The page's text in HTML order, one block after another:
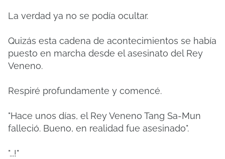
La verdad ya no se podía ocultar.
Quizás esta cadena de acontecimientos se había
puesto en marcha desde el asesinato del Rey
Veneno.
Respiré profundamente y comencé.
"Hace unos días, el Rey Veneno Tang Sa-Mun
falleció. Bueno, en realidad fue asesinado".
"...!"